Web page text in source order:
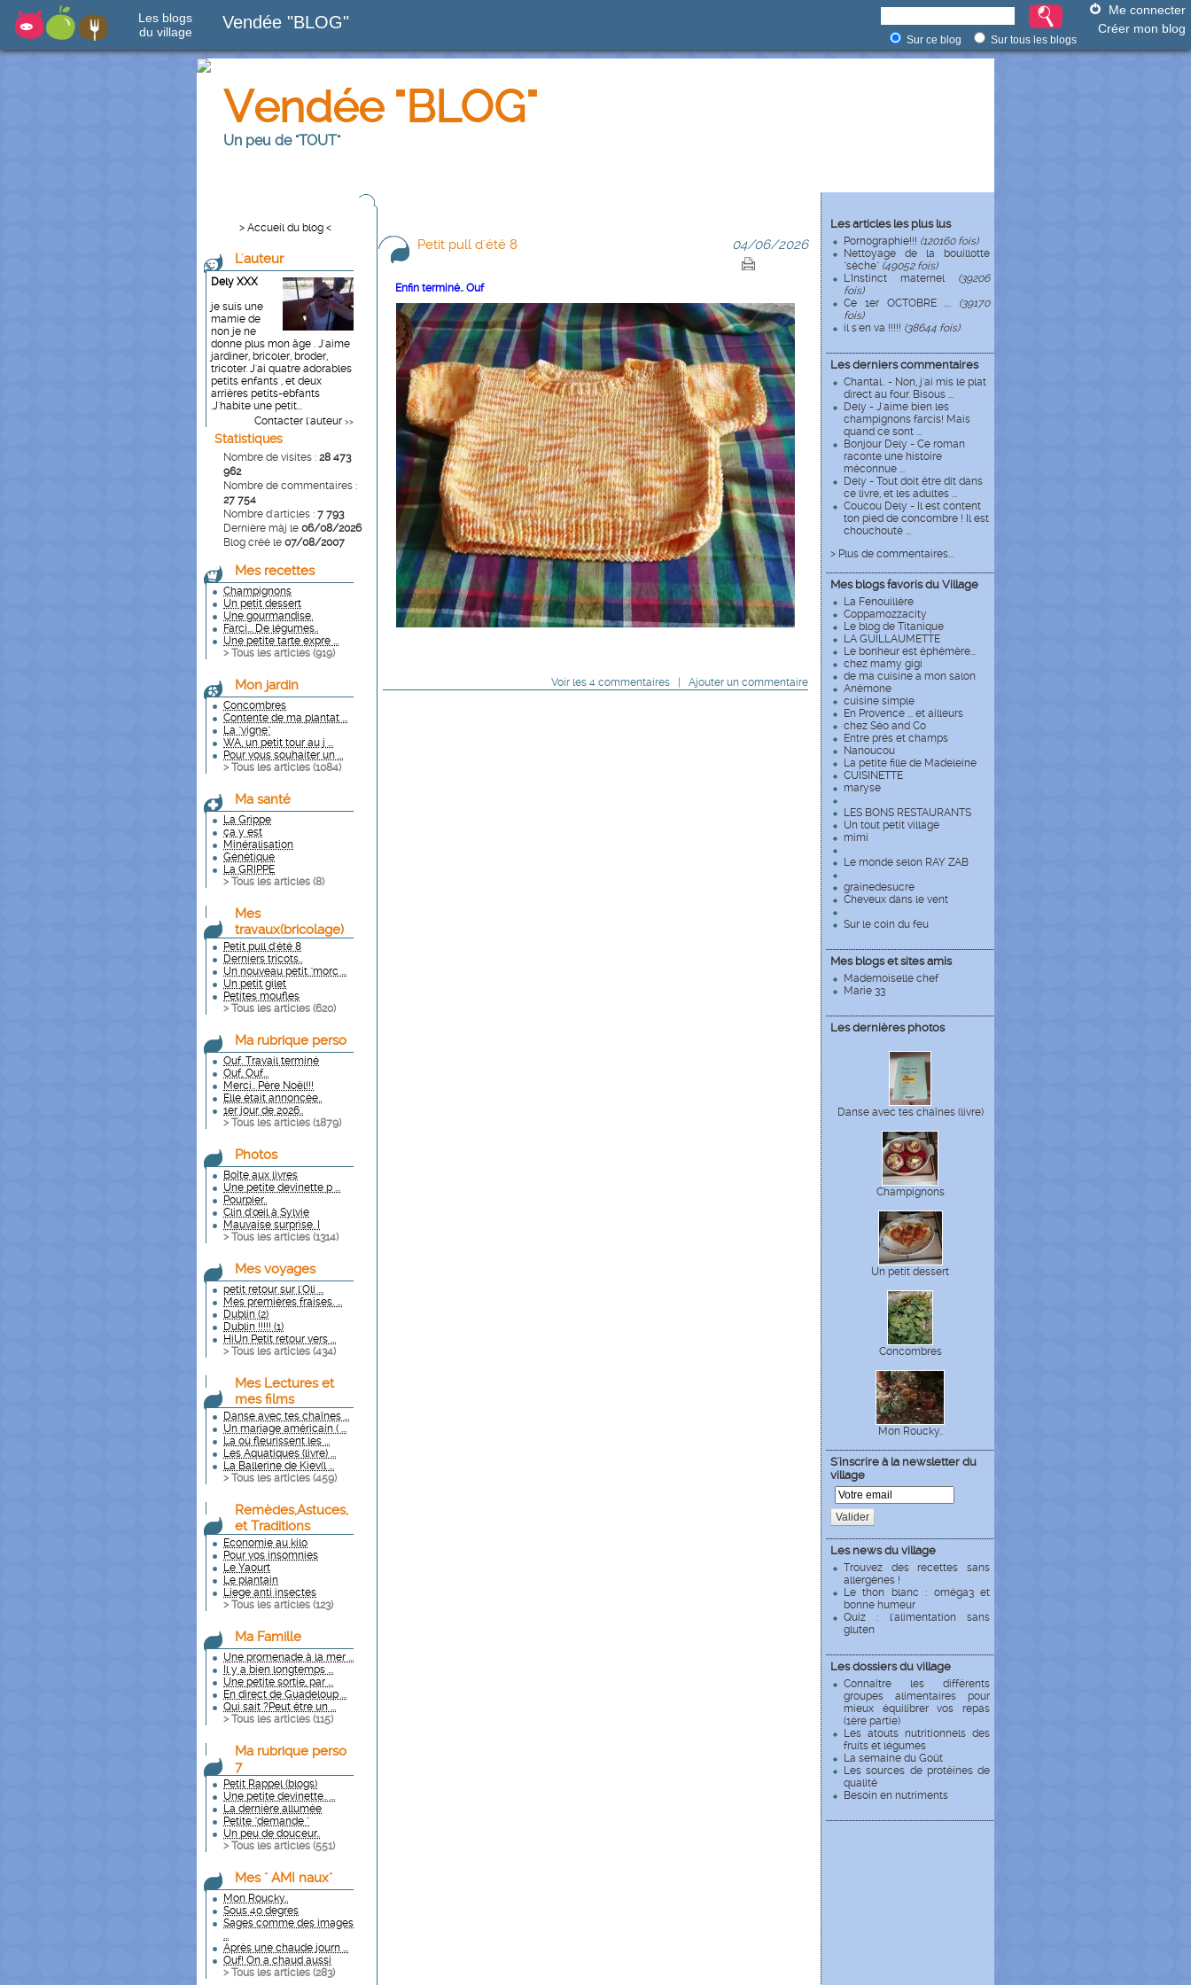
Les blogs
du village
Vendée "BLOG"
Me connecter
Créer mon blog
Sur ce blog Sur tous les blogs
Vendée "BLOG"
Un peu de "TOUT"
Les articles les plus lus
Pornographie!!! (120160 fois)
Nettoyage de la bouillotte
"sèche" (49052 fois)
L'Instinct maternel (39206
fois)
Ce 1er OCTOBRE .... (39170
fois)
il s'en va !!!!! (38644 fois)
Les derniers commentaires
Chantal.. - Non, j'ai mis le plat
direct au four. Bisous ...
Dely - J'aime bien les
champignons farcis! Mais
quand ce sont ...
Bonjour Dely - Ce roman
raconte une histoire
méconnue ...
Dely - Tout doit être dit dans
ce livre, et les adultes ...
Coucou Dely - Il est content
ton pied de concombre ! Il est
chouchouté ...
> Plus de commentaires...
Mes blogs favoris du Village
La Fenouillère
Coppamozzacity
Le blog de Titanique
LA GUILLAUMETTE
Le bonheur est éphémère...
chez mamy gigi
de ma cuisine a mon salon
Anémone
cuisine simple
En Provence ... et ailleurs
chez Séo and Co
Entre prés et champs
Nanoucou
La petite fille de Madeleine
CUISINETTE
maryse
LES BONS RESTAURANTS
Un tout petit village
mimi
Le monde selon RAY ZAB
grainedesucre
Cheveux dans le vent
Sur le coin du feu
Mes blogs et sites amis
Mademoiselle chef
Marie 33
Les dernières photos
Danse avec tes chaînes (livre)
Champignons
Un petit dessert
Concombres
Mon Roucky..
S'inscrire à la newsletter du
village
Valider
Les news du village
Trouvez des recettes sans
allergènes !
Le thon blanc : oméga3 et
bonne humeur
Quiz : l'alimentation sans
gluten
Les dossiers du village
Connaître les différents
groupes alimentaires pour
mieux équilibrer vos repas
(1ère partie)
Les atouts nutritionnels des
fruits et légumes
La semaine du Goût
Les sources de protéines de
qualité
Besoin en nutriments
> Accueil du blog <
L'auteur
Dely XXX
je suis une
mamie de
non je ne
donne plus mon âge . J'aime
jardiner, bricoler, broder,
tricoter. J'ai quatre adorables
petits enfants , et deux
arrières petits-ebfants
.J'habite une petit...
Contacter l'auteur >>
Statistiques
Nombre de visites : 28 473
962
Nombre de commentaires :
27 754
Nombre d'articles : 7 793
Dernière màj le 06/08/2026
Blog créé le 07/08/2007
Mes recettes
Champignons
Un petit dessert
Une gourmandise.
Farci... De légumes..
Une petite tarte expre ...
> Tous les articles (919)
Mon jardin
Concombres
Contente de ma plantat ...
La "vigne"
WA, un petit tour au j ...
Pour vous souhaiter un ...
> Tous les articles (1084)
Ma santé
La Grippe
ça y est
Minéralisation
Génétique
La GRIPPE
> Tous les articles (8)
Mes
travaux(bricolage)
Petit pull d'été 8
Derniers tricots..
Un nouveau petit "morc ...
Un petit gilet
Petites moufles
> Tous les articles (620)
Ma rubrique perso
Ouf. Travail terminé
Ouf, Ouf...
Merci.. Père Noël!!!
Elle était annoncée..
1er jour de 2026..
> Tous les articles (1879)
Photos
Boîte aux livres
Une petite devinette p ...
Pourpier..
Clin d'œil à Sylvie
Mauvaise surprise. I
> Tous les articles (1314)
Mes voyages
petit retour sur l'Oli ...
Mes premières fraises. ...
Dublin (2)
Dublin !!!!! (1)
HiUn Petit retour vers ...
> Tous les articles (434)
Mes Lectures et
mes films
Danse avec tes chaînes ...
Un mariage américain ( ...
La où fleurissent les ...
Les Aquatiques (livre) ...
La Ballerine de Kiev(l ...
> Tous les articles (459)
Remèdes,Astuces,
et Traditions
Economie au kilo
Pour vos insomnies
Le Yaourt
Le plantain
Liege anti insectes
> Tous les articles (123)
Ma Famille
Une promenade à la mer ...
Il y a bien longtemps ...
Une petite sortie, par ...
En direct de Guadeloup ...
Qui sait ?Peut être un ...
> Tous les articles (115)
Ma rubrique perso
7
Petit Rappel (blogs)
Une petite devinette.. ...
La dernière allumée
Petite "demande "
Un peu de douceur..
> Tous les articles (551)
Mes " AMI naux"
Mon Roucky..
Sous 40 degres
Sages comme des images
...
Après une chaude journ ...
Ouf! On a chaud aussi
> Tous les articles (283)
Petit pull d'été 8 04/06/2026
Enfin terminé.. Ouf
Voir les 4 commentaires | Ajouter un commentaire